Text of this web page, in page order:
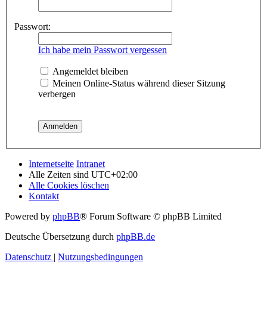
Passwort:
Ich habe mein Passwort vergessen
Angemeldet bleiben
Meinen Online-Status während dieser Sitzung
verbergen
Internetseite Intranet
Alle Zeiten sind UTC+02:00
Alle Cookies löschen
Kontakt
Powered by phpBB® Forum Software © phpBB Limited
Deutsche Übersetzung durch phpBB.de
Datenschutz | Nutzungsbedingungen